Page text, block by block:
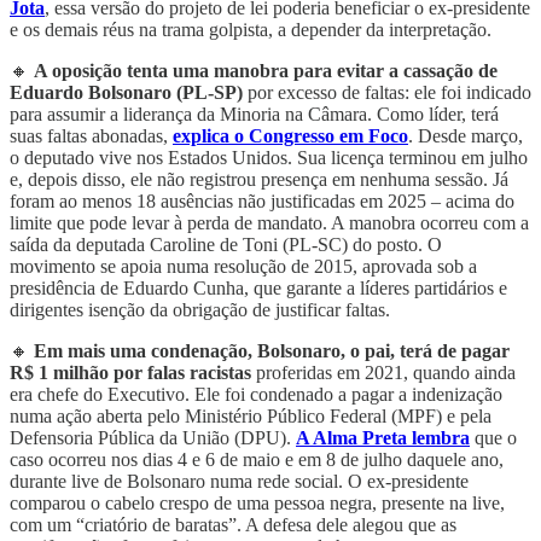
Jota, essa versão do projeto de lei poderia beneficiar o ex-presidente
e os demais réus na trama golpista, a depender da interpretação.
🔸 A oposição tenta uma manobra para evitar a cassação de
Eduardo Bolsonaro (PL-SP) por excesso de faltas: ele foi indicado
para assumir a liderança da Minoria na Câmara. Como líder, terá
suas faltas abonadas, explica o Congresso em Foco. Desde março,
o deputado vive nos Estados Unidos. Sua licença terminou em julho
e, depois disso, ele não registrou presença em nenhuma sessão. Já
foram ao menos 18 ausências não justificadas em 2025 – acima do
limite que pode levar à perda de mandato. A manobra ocorreu com a
saída da deputada Caroline de Toni (PL-SC) do posto. O
movimento se apoia numa resolução de 2015, aprovada sob a
presidência de Eduardo Cunha, que garante a líderes partidários e
dirigentes isenção da obrigação de justificar faltas.
🔸 Em mais uma condenação, Bolsonaro, o pai, terá de pagar
R$ 1 milhão por falas racistas proferidas em 2021, quando ainda
era chefe do Executivo. Ele foi condenado a pagar a indenização
numa ação aberta pelo Ministério Público Federal (MPF) e pela
Defensoria Pública da União (DPU). A Alma Preta lembra que o
caso ocorreu nos dias 4 e 6 de maio e em 8 de julho daquele ano,
durante live de Bolsonaro numa rede social. O ex-presidente
comparou o cabelo crespo de uma pessoa negra, presente na live,
com um “criatório de baratas”. A defesa dele alegou que as